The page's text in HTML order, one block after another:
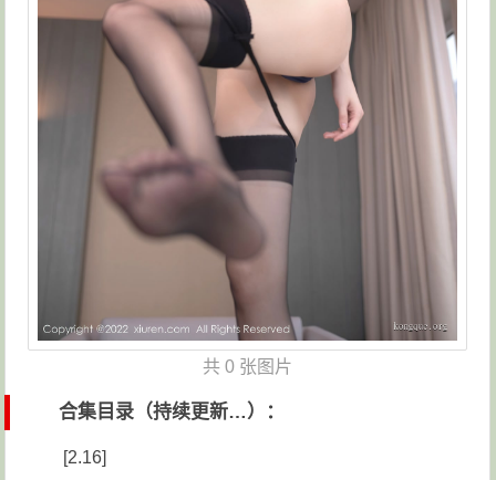
共 0 张图片
合集目录（持续更新…）：
[2.16]